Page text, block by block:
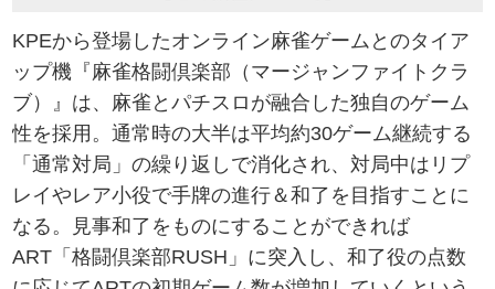
KPEから登場したオンライン麻雀ゲームとのタイア
ップ機『麻雀格闘倶楽部（マージャンファイトクラ
ブ）』は、麻雀とパチスロが融合した独自のゲーム
性を採用。通常時の大半は平均約30ゲーム継続する
「通常対局」の繰り返しで消化され、対局中はリプ
レイやレア小役で手牌の進行＆和了を目指すことに
なる。見事和了をものにすることができれば
ART「格闘倶楽部RUSH」に突入し、和了役の点数